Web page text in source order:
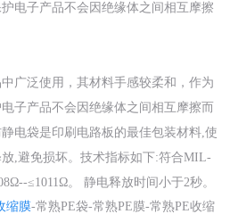
电子产品不会因绝缘体之间相互摩擦
广泛使用，其材料手感较柔和，作为
子产品不会因绝缘体之间相互摩擦而
电袋是印刷电路板的最佳包装材料,使
,避免损坏。技术指标如下:符合MIL-
≤1011Ω。 静电释放时间小于2秒。
缩膜-常熟PE袋-常熟PE膜-常熟PE收缩